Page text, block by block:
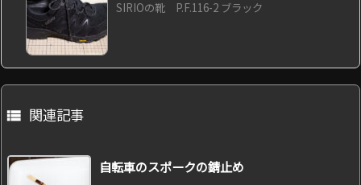
SIRIOの靴 P.F.116-2 ブラック
 関連記事
自転車のスポークの錆止め